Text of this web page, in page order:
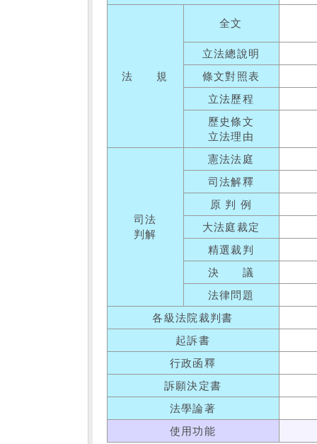
法 規
全文
立法總說明
條文對照表
立法歷程
歷史條文
立法理由
司法
判解
憲法法庭
司法解釋
原 判 例
大法庭裁定
精選裁判
決 議
法律問題
各級法院裁判書
起訴書
行政函釋
訴願決定書
法學論著
使用功能